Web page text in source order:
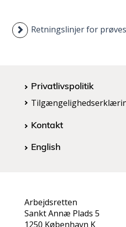
Retningslinjer for
Privatlivspolitik
Kontakt
English
Arbejdsretten
Sankt Annæ Plads 5
1250 København K